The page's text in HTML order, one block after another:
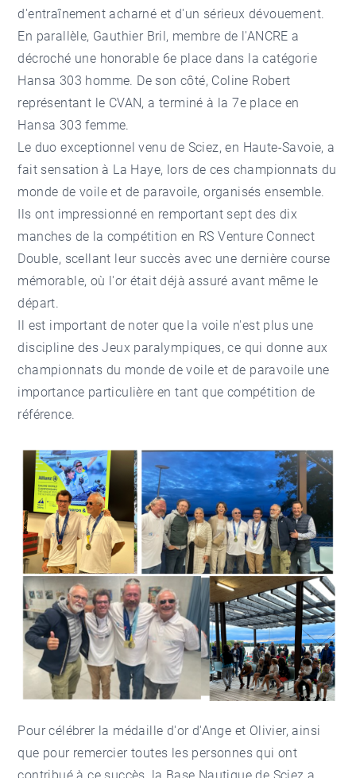
d'entraînement acharné et d'un sérieux dévouement.
En parallèle, Gauthier Bril, membre de l'ANCRE a
décroché une honorable 6e place dans la catégorie
Hansa 303 homme. De son côté, Coline Robert
représentant le CVAN, a terminé à la 7e place en
Hansa 303 femme.
Le duo exceptionnel venu de Sciez, en Haute-Savoie, a
fait sensation à La Haye, lors de ces championnats du
monde de voile et de paravoile, organisés ensemble.
Ils ont impressionné en remportant sept des dix
manches de la compétition en RS Venture Connect
Double, scellant leur succès avec une dernière course
mémorable, où l'or était déjà assuré avant même le
départ.
Il est important de noter que la voile n'est plus une
discipline des Jeux paralympiques, ce qui donne aux
championnats du monde de voile et de paravoile une
importance particulière en tant que compétition de
référence.
Pour célébrer la médaille d'or d'Ange et Olivier, ainsi
que pour remercier toutes les personnes qui ont